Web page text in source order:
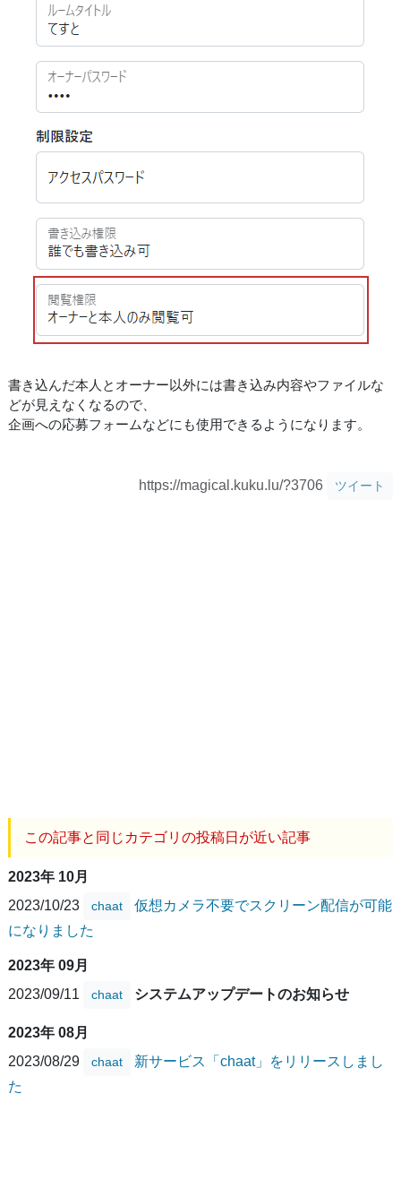
書き込んだ本人とオーナー以外には書き込み内容やファイルな
どが見えなくなるので、
企画への応募フォームなどにも使用できるようになります。
https://magical.kuku.lu/?3706 ツイート
この記事と同じカテゴリの投稿日が近い記事
2023年 10月
2023/10/23
chaat
仮想カメラ不要でスクリーン配信が可能
になりました
2023年 09月
2023/09/11
chaat システムアップデートのお知らせ
2023年 08月
2023/08/29
chaat
新サービス「chaat」をリリースしまし
た